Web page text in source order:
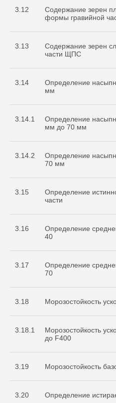
3.12
Содержание зерен
формы гравийной
3.13
Содержание зерен
части ЩПС
3.14
Определение
мм
3.14.1
Определение
мм до 70 мм
3.14.2
Определение
70 мм
3.15
Определение
части
3.16
Определение
40
3.17
Определение
70
3.18 Морозостойкость
3.18.1
Морозостойкость
до F400
3.19 Морозостойкость
3.20 Определение